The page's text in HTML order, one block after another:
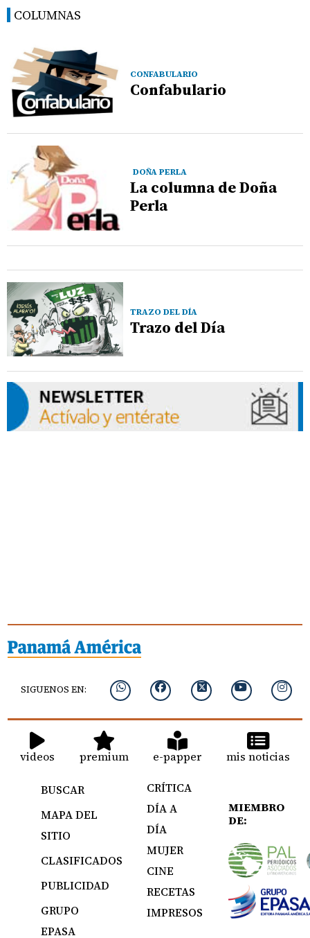
COLUMNAS
CONFABULARIO
Confabulario
DOÑA PERLA
La columna de Doña
Perla
TRAZO DEL DÍA
Trazo del Día
SIGUENOS EN:
videos premium e-papper mis noticias
BUSCAR
MAPA DEL
SITIO
CLASIFICADOS
PUBLICIDAD
GRUPO
EPASA
CRÍTICA
DÍA A
DÍA
MUJER
CINE
RECETAS
IMPRESOS
MIEMBRO
DE: